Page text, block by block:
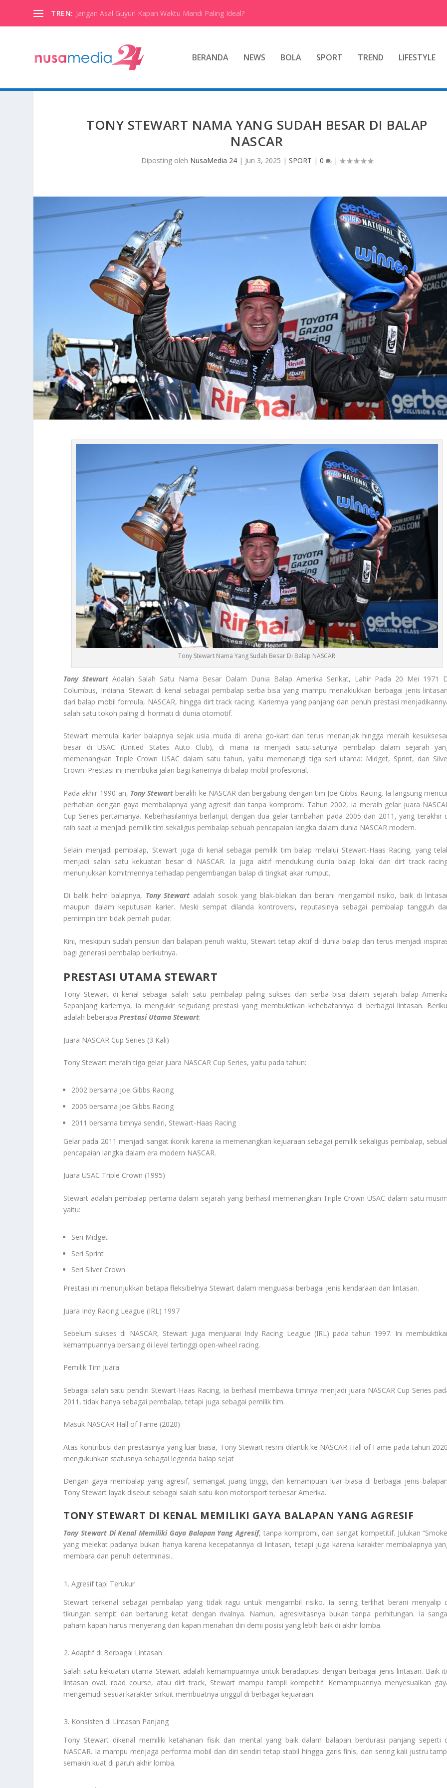
TREN: Jangan Asal Guyur! Kapan Waktu Mandi Paling Ideal?
BERANDA NEWS BOLA SPORT TREND LIFESTYLE
TONY STEWART NAMA YANG SUDAH BESAR DI BALAP
NASCAR
Diposting oleh NusaMedia 24| Jun 3, 2025 | SPORT | 0 |
Tony Stewart Nama Yang Sudah Besar Di Balap NASCAR
Tony Stewart Adalah Salah Satu Nama Besar Dalam Dunia Balap Amerika Serikat, Lahir Pada 20 Mei 1971
Columbus, Indiana. Stewart di kenal sebagai pembalap serba bisa yang mampu menaklukkan berbagai jenis
dari balap mobil formula, NASCAR, hingga dirt track racing. Kariernya yang panjang dan penuh prestasi
salah satu tokoh paling di hormati di dunia otomotif.
Stewart memulai karier balapnya sejak usia muda di arena go-kart dan terus menanjak hingga meraih
besar di USAC (United States Auto Club), di mana ia menjadi satu-satunya pembalap dalam sejarah
memenangkan Triple Crown USAC dalam satu tahun, yaitu memenangi tiga seri utama: Midget, Sprint, dan
Crown. Prestasi ini membuka jalan bagi kariernya di balap mobil profesional.
Pada akhir 1990-an, Tony Stewart beralih ke NASCAR dan bergabung dengan tim Joe Gibbs Racing. Ia langsung
perhatian dengan gaya membalapnya yang agresif dan tanpa kompromi. Tahun 2002, ia meraih gelar juara
Cup Series pertamanya. Keberhasilannya berlanjut dengan dua gelar tambahan pada 2005 dan 2011, yang terakhir
raih saat ia menjadi pemilik tim sekaligus pembalap sebuah pencapaian langka dalam dunia NASCAR modern.
Selain menjadi pembalap, Stewart juga di kenal sebagai pemilik tim balap melalui Stewart-Haas Racing, yang
menjadi salah satu kekuatan besar di NASCAR. Ia juga aktif mendukung dunia balap lokal dan dirt track
menunjukkan komitmennya terhadap pengembangan balap di tingkat akar rumput.
Di balik helm balapnya, Tony Stewart adalah sosok yang blak-blakan dan berani mengambil risiko, baik di
maupun dalam keputusan karier. Meski sempat dilanda kontroversi, reputasinya sebagai pembalap tangguh
pemimpin tim tidak pernah pudar.
Kini, meskipun sudah pensiun dari balapan penuh waktu, Stewart tetap aktif di dunia balap dan terus menjadi
bagi generasi pembalap berikutnya.
PRESTASI UTAMA STEWART
Tony Stewart di kenal sebagai salah satu pembalap paling sukses dan serba bisa dalam sejarah balap
Sepanjang kariernya, ia mengukir segudang prestasi yang membuktikan kehebatannya di berbagai lintasan.
adalah beberapaPrestasi Utama Stewart:
Juara NASCAR Cup Series (3 Kali)
Tony Stewart meraih tiga gelar juara NASCAR Cup Series, yaitu pada tahun:
2002 bersama Joe Gibbs Racing
2005 bersama Joe Gibbs Racing
2011 bersama timnya sendiri, Stewart-Haas Racing
Gelar pada 2011 menjadi sangat ikonik karena ia memenangkan kejuaraan sebagai pemilik sekaligus pembalap,
pencapaian langka dalam era modern NASCAR.
Juara USAC Triple Crown (1995)
Stewart adalah pembalap pertama dalam sejarah yang berhasil memenangkan Triple Crown USAC dalam satu
yaitu:
Seri Midget
Seri Sprint
Seri Silver Crown
Prestasi ini menunjukkan betapa fleksibelnya Stewart dalam menguasai berbagai jenis kendaraan dan lintasan.
Juara Indy Racing League (IRL) 1997
Sebelum sukses di NASCAR, Stewart juga menjuarai Indy Racing League (IRL) pada tahun 1997. Ini
kemampuannya bersaing di level tertinggi open-wheel racing.
Pemilik Tim Juara
Sebagai salah satu pendiri Stewart-Haas Racing, ia berhasil membawa timnya menjadi juara NASCAR Cup Series
2011, tidak hanya sebagai pembalap, tetapi juga sebagai pemilik tim.
Masuk NASCAR Hall of Fame (2020)
Atas kontribusi dan prestasinya yang luar biasa, Tony Stewart resmi dilantik ke NASCAR Hall of Fame pada tahun
mengukuhkan statusnya sebagai legenda balap sejat
Dengan gaya membalap yang agresif, semangat juang tinggi, dan kemampuan luar biasa di berbagai jenis
Tony Stewart layak disebut sebagai salah satu ikon motorsport terbesar Amerika.
TONY STEWART DI KENAL MEMILIKI GAYA BALAPAN YANG AGRESIF
Tony Stewart Di Kenal Memiliki Gaya Balapan Yang Agresif, tanpa kompromi, dan sangat kompetitif. Julukan
yang melekat padanya bukan hanya karena kecepatannya di lintasan, tetapi juga karena karakter membalapnya
membara dan penuh determinasi.
Agresif tapi Terukur
Stewart terkenal sebagai pembalap yang tidak ragu untuk mengambil risiko. Ia sering terlihat berani menyalip
tikungan sempit dan bertarung ketat dengan rivalnya. Namun, agresivitasnya bukan tanpa perhitungan. Ia
paham kapan harus menyerang dan kapan menahan diri demi posisi yang lebih baik di akhir lomba.
Adaptif di Berbagai Lintasan
Salah satu kekuatan utama Stewart adalah kemampuannya untuk beradaptasi dengan berbagai jenis lintasan. Baik
lintasan oval, road course, atau dirt track, Stewart mampu tampil kompetitif. Kemampuannya menyesuaikan
mengemudi sesuai karakter sirkuit membuatnya unggul di berbagai kejuaraan.
Konsisten di Lintasan Panjang
Tony Stewart dikenal memiliki ketahanan fisik dan mental yang baik dalam balapan berdurasi panjang seperti
NASCAR. Ia mampu menjaga performa mobil dan diri sendiri tetap stabil hingga garis finis, dan sering kali justru
semakin kuat di paruh akhir lomba.